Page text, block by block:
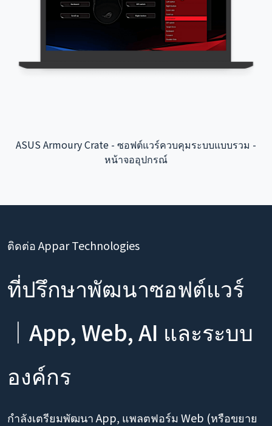
แอปพลิเคชันแบบโต้ตอบของสนามบินนานาชาติเถาหยวน -
การรวมระบบหลังบ้าน
ติดต่อ Appar Technologies
ที่ปรึกษาพัฒนาซอฟต์แวร์
｜App, Web, AI และระบบ
องค์กร
กำลังเตรียมพัฒนา App, แพลตฟอร์ม Web (หรือขยาย